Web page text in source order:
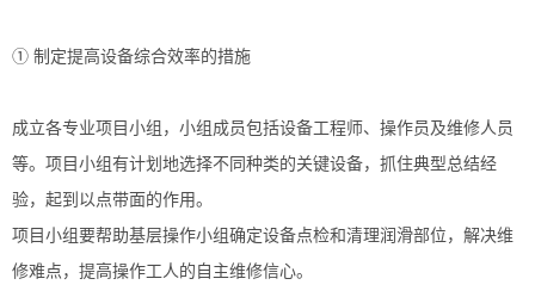
① 制定提高设备综合效率的措施
成立各专业项目小组，小组成员包括设备工程师、操作员及维修人员
等。项目小组有计划地选择不同种类的关键设备，抓住典型总结经
验，起到以点带面的作用。
项目小组要帮助基层操作小组确定设备点检和清理润滑部位，解决维
修难点，提高操作工人的自主维修信心。